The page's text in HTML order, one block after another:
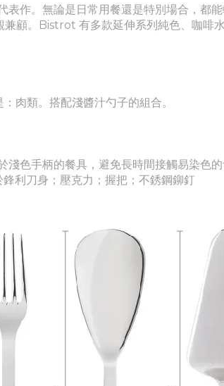
作。 無論是日常用餐還是特別場合，都
兼顧。Bistrot 有多款延伸系列 純色、 咖啡
肉類。搭配淺醬汁勺子的組合。
淺色手柄的餐具，避免長時間接觸易染色
利刀身 ；壓克力 ；握把 ； 不銹鋼鉚釘